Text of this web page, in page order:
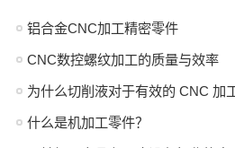
铝合金CNC加工精密零件
CNC数控螺纹加工的质量与效率
什么是机加工零件？